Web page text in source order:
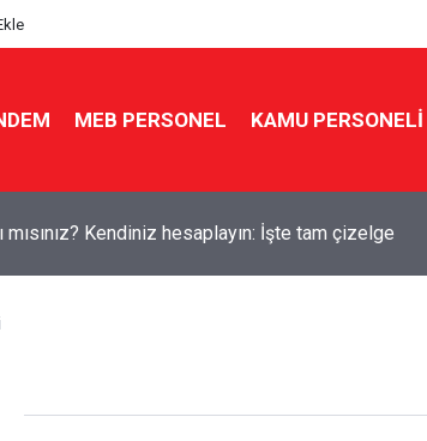
MEB PERSONEL KAMU PERSONELİ
mısınız? Kendiniz hesaplayın: İşte tam çizelge